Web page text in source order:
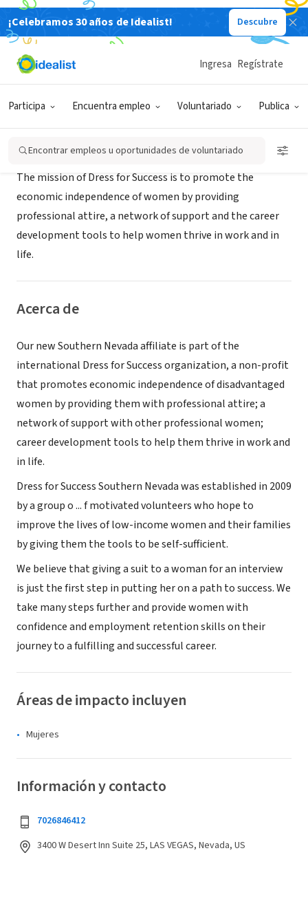
¡Celebramos 30 años de Idealist! Descubre
Participa Encuentra empleo Voluntariado Publica
Ingresa Regístrate
Encontrar empleos u oportunidades de voluntariado
ORGANIZACIÓN SIN FIN DE LUCRO
Dress For Success Southern Nevada
The mission of Dress for Success is to promote the
economic independence of women by providing
professional attire, a network of support and the career
development tools to help women thrive in work and in
life.
Acerca de
Our new Southern Nevada affiliate is part of the
international Dress for Success organization, a non-profit
that promotes economic independence of disadvantaged
women by providing them with professional attire; a
network of support with other professional women;
career development tools to help them thrive in work and
in life.
Dress for Success Southern Nevada was established in 2009
by a group o ... f motivated volunteers who hope to
improve the lives of low-income women and their families
by giving them the tools to be self-sufficient.
We believe that giving a suit to a woman for an interview
is just the first step in putting her on a path to success. We
take many steps further and provide women with
confidence and employment retention skills on their
journey to a fulfilling and successful career.
Áreas de impacto incluyen
Mujeres
Información y contacto
7026846412
3400 W Desert Inn Suite 25, LAS VEGAS, Nevada, US